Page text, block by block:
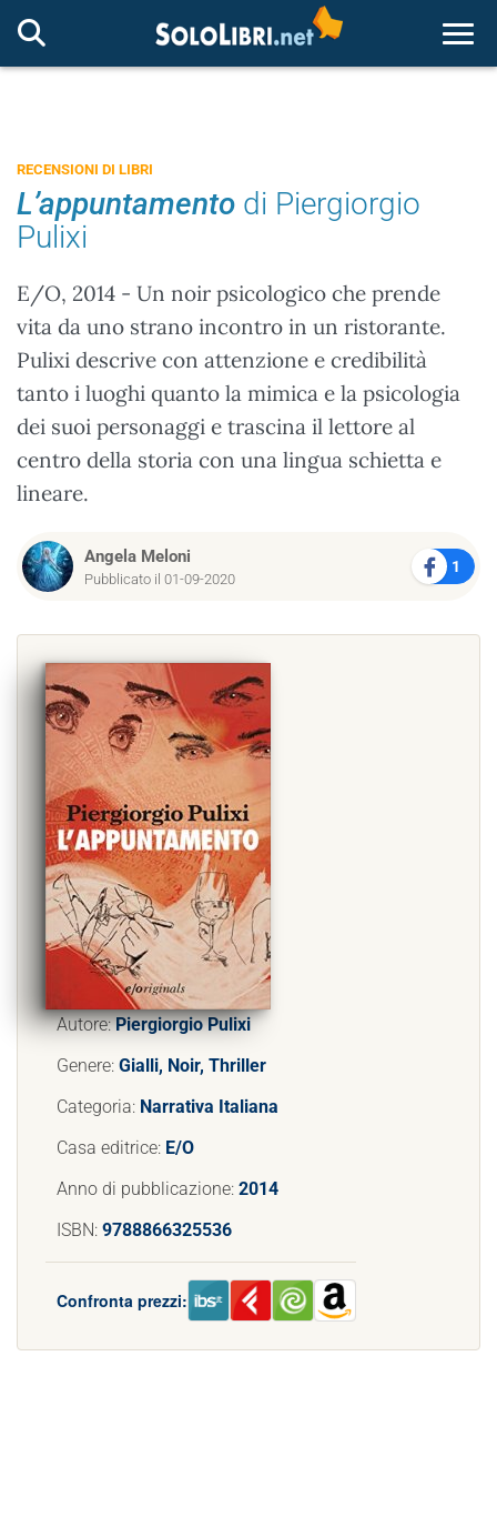
RECENSIONI DI LIBRI
L’appuntamento di Piergiorgio
Pulixi
E/O, 2014 - Un noir psicologico che prende
vita da uno strano incontro in un ristorante.
Pulixi descrive con attenzione e credibilità
tanto i luoghi quanto la mimica e la psicologia
dei suoi personaggi e trascina il lettore al
centro della storia con una lingua schietta e
lineare.
Angela Meloni
Pubblicato il 01-09-2020
1
Autore:Piergiorgio Pulixi
Genere: Gialli, Noir, Thriller
Categoria: Narrativa Italiana
Casa editrice: E/O
Anno di pubblicazione: 2014
ISBN: 9788866325536
Confronta prezzi: